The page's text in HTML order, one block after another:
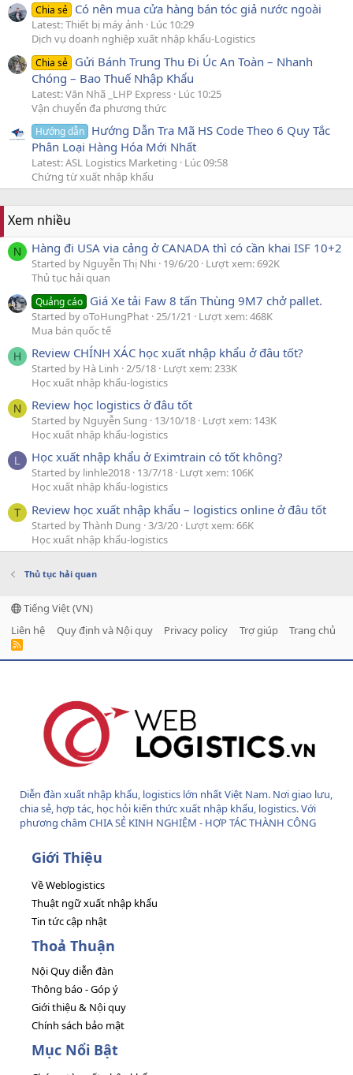
Chia sẻ Có nên mua cửa hàng bán tóc giả nước ngoài
Latest: Thiết bị máy ảnh
Lúc 10:29
Dịch vụ doanh nghiệp xuất nhập khẩu-Logistics
Chia sẻ Gửi Bánh Trung Thu Đi Úc An Toàn – Nhanh
Chóng – Bao Thuế Nhập Khẩu
Latest: Văn Nhã _LHP Express Lúc 10:25
Vận chuyển đa phương thức
Hướng dẫn Hướng Dẫn Tra Mã HS Code Theo 6 Quy Tắc
Phân Loại Hàng Hóa Mới Nhất
Latest: ASL Logistics Marketing
Lúc 09:58
Chứng từ xuất nhập khẩu
Xem nhiều
N Hàng đi USA via cảng ở CANADA thì có cần khai ISF 10+2
Started by Nguyễn Thị Nhi 19/6/20 Lượt xem: 692K
Thủ tục hải quan
Quảng cáo Giá Xe tải Faw 8 tấn Thùng 9M7 chở pallet.
Started by oToHungPhat 25/1/21
Lượt xem: 468K
Mua bán quốc tế
H Review CHÍNH XÁC học xuất nhập khẩu ở đâu tốt?
Started by Hà Linh 2/5/18 Lượt xem: 233K
Học xuất nhập khẩu-logistics
N Review học logistics ở đâu tốt
Started by Nguyễn Sung 13/10/18 Lượt xem: 143K
Học xuất nhập khẩu-logistics
L Học xuất nhập khẩu ở Eximtrain có tốt không?
Started by linhle2018 13/7/18 Lượt xem: 106K
Học xuất nhập khẩu-logistics
T Review học xuất nhập khẩu – logistics online ở đâu tốt
Started by Thành Dung 3/3/20 Lượt xem: 66K
Học xuất nhập khẩu-logistics
Thủ tục hải quan
Tiếng Việt (VN)
Liên hệ
Quy định và Nội quy Privacy policy Trợ giúp Trang chủ
R
Diễn đàn xuất nhập khẩu, logistics lớn nhất Việt Nam. Nơi giao lưu,
chia sẻ, hợp tác, học hỏi kiến thức xuất nhập khẩu, logistics. Với
phương châm CHIA SẺ KINH NGHIỆM - HỢP TÁC THÀNH CÔNG
Giới Thiệu
Về Weblogistics
Thuật ngữ xuất nhập khẩu
Tin tức cập nhật
Thoả Thuận
Nội Quy diễn đàn
Thông báo - Góp ý
Giới thiệu & Nội quy
Chính sách bảo mật
Mục Nổi Bật